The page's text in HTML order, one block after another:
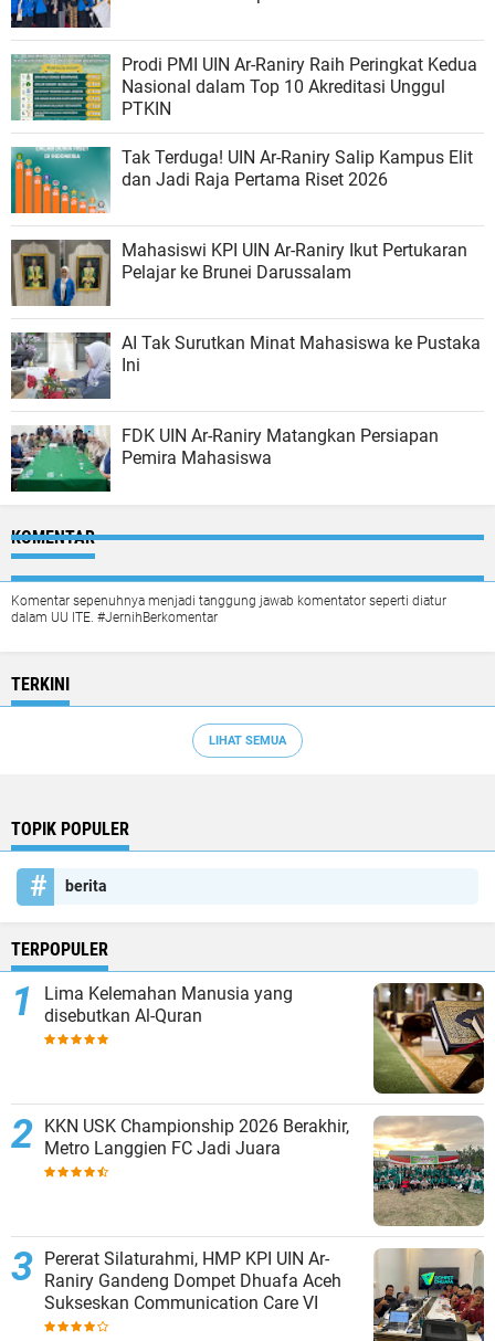
Prodi PMI UIN Ar-Raniry Raih Peringkat Kedua
Nasional dalam Top 10 Akreditasi Unggul
PTKIN
Tak Terduga! UIN Ar-Raniry Salip Kampus Elit
dan Jadi Raja Pertama Riset 2026
Mahasiswi KPI UIN Ar-Raniry Ikut Pertukaran
Pelajar ke Brunei Darussalam
AI Tak Surutkan Minat Mahasiswa ke Pustaka
Ini
FDK UIN Ar-Raniry Matangkan Persiapan
Pemira Mahasiswa
KOMENTAR
Komentar sepenuhnya menjadi tanggung jawab komentator seperti diatur
dalam UU ITE. #JernihBerkomentar
TERKINI
LIHAT SEMUA
TOPIK POPULER
berita
TERPOPULER
Lima Kelemahan Manusia yang
disebutkan Al-Quran
KKN USK Championship 2026 Berakhir,
Metro Langgien FC Jadi Juara
Pererat Silaturahmi, HMP KPI UIN Ar-
Raniry Gandeng Dompet Dhuafa Aceh
Sukseskan Communication Care VI